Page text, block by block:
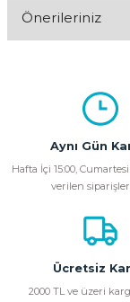
Önerileriniz
kullanarak
Görüş ve
Ürün
Ürün
Ürün fiyatı
Bu ürüne
Aynı Gün
Hafta İçi 15:00,
verilen
Ücretsiz
2000 TL ve üzeri